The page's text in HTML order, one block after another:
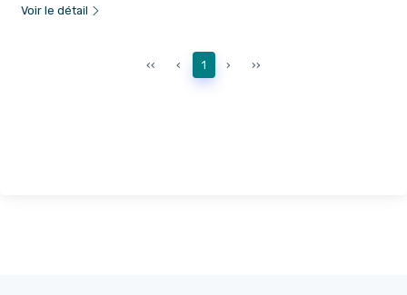
Voir le détail
‹‹ ‹ 1 › ››